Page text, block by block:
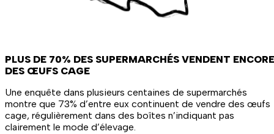
PLUS DE 70% DES SUPERMARCHÉS VENDENT ENCORE
DES ŒUFS CAGE
Une enquête dans plusieurs centaines de supermarchés
montre que 73% d’entre eux continuent de vendre des œufs
cage, régulièrement dans des boîtes n’indiquant pas
clairement le mode d’élevage.